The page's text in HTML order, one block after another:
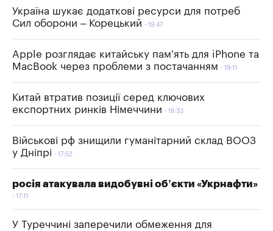
Україна шукає додаткові ресурси для потреб
Сил оборони – Корецький
19:47
Apple розглядає китайську пам’ять для iPhone та
MacBook через проблеми з постачанням
19:11
Китай втратив позиції серед ключових
експортних ринків Німеччини
18:33
Військові рф знищили гуманітарний склад ВООЗ
у Дніпрі
17:52
росія атакувала видобувні об’єкти «Укрнафти»
17:11
У Туреччині заперечили обмеження для